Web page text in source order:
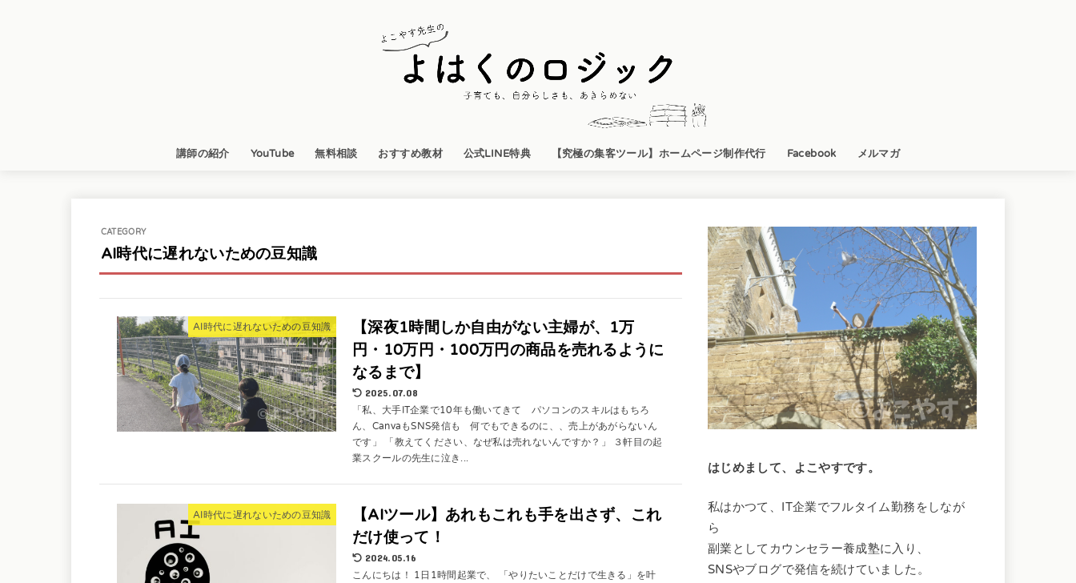
講師の紹介 YouTube 無料相談 おすすめ教材 公式LINE特典 【究極の集客ツール】ホームページ制作代行 Facebook メルマガ
AI時代に遅れないための豆知識
AI時代に遅れないための豆知識
【深夜1時間しか自由がない主婦が、1万
円・10万円・100万円の商品を売れるように
なるまで】
2025.07.08
「私、大手IT企業で10年も働いてきて パソコンのスキルはもちろ
ん、CanvaもSNS発信も 何でもできるのに、、売上があがらないん
です」 「教えてください、なぜ私は売れないんですか？」 ３軒目の起
業スクールの先生に泣き...
AI時代に遅れないための豆知識
【AIツール】あれもこれも手を出さず、これ
だけ使って！
2024.05.16
こんにちは！ 1日1時間起業で、 「やりたいことだけで生きる」を叶
はじめまして、よこやすです。
私はかつて、IT企業でフルタイム勤務をしなが
ら
副業としてカウンセラー養成塾に入り、
SNSやブログで発信を続けていました。